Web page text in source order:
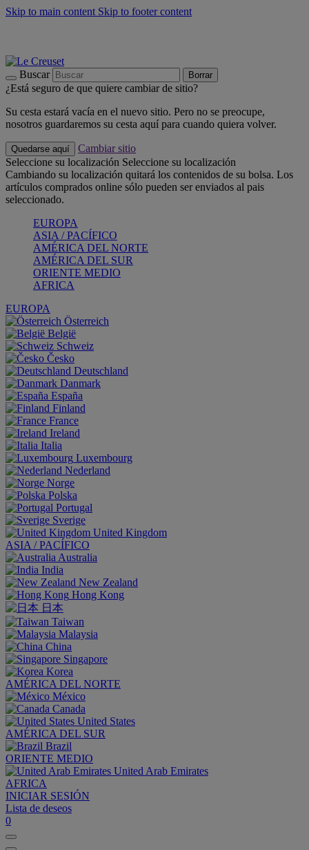
Skip to main content Skip to footer content
Buscar Borrar
¿Está seguro de que quiere cambiar de sitio?
Su cesta estará vacía en el nuevo sitio. Pero no se preocupe,
nosotros guardaremos su cesta aquí para cuando quiera volver.
Quedarse aquí
Cambiar sitio
Seleccione su localización Seleccione su localización
Cambiando su localización quitará los contenidos de su bolsa. Los
artículos comprados online sólo pueden ser enviados al pais
seleccionado.
EUROPA
ASIA / PACÍFICO
AMÉRICA DEL NORTE
AMÉRICA DEL SUR
ORIENTE MEDIO
AFRICA
EUROPA
Österreich
België
Schweiz
Česko
Deutschland
Danmark
España
Finland
France
Ireland
Italia
Luxembourg
Nederland
Norge
Polska
Portugal
Sverige
United Kingdom
ASIA / PACÍFICO
Australia
India
New Zealand
Hong Kong
日本
Taiwan
Malaysia
China
Singapore
Korea
AMÉRICA DEL NORTE
México
Canada
United States
AMÉRICA DEL SUR
Brazil
ORIENTE MEDIO
United Arab Emirates
AFRICA
INICIAR SESIÓN
Lista de deseos
0